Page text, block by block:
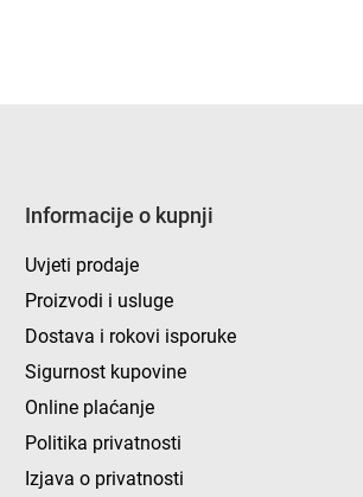
Informacije o kupnji
Uvjeti prodaje
Proizvodi i usluge
Dostava i rokovi isporuke
Sigurnost kupovine
Online plaćanje
Politika privatnosti
Izjava o privatnosti